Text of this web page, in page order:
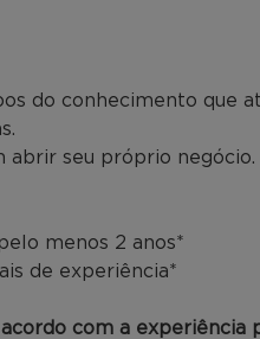
do conhecimento que
abrir seu próprio negócio.
menos 2 anos*
de experiência*
com a experiência